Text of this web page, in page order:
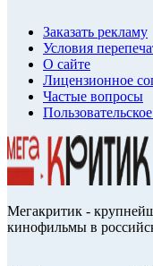
Заказать рекламу
Условия
О сайте
Лицензионное
Частые вопросы
Мегакритик -
кинофильмы в